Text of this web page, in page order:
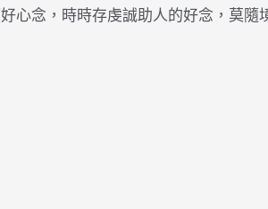
心念，時時存虔誠助人的好念，莫隨